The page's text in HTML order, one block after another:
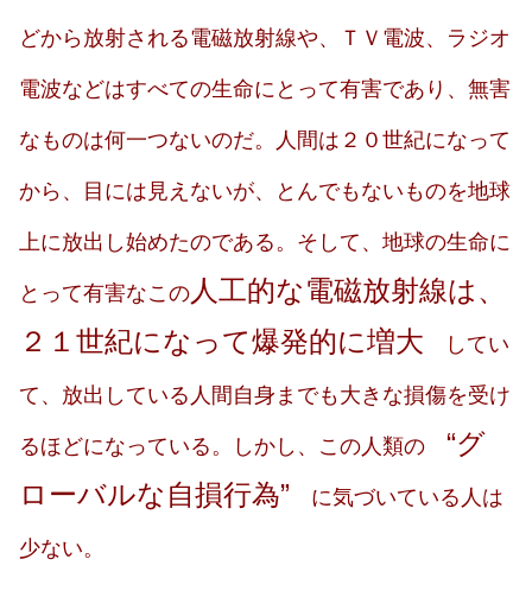
どから放射される電磁放射線や、ＴＶ電波、ラジオ
電波などはすべての生命にとって有害であり、無害
なものは何一つないのだ。人間は２０世紀になって
から、目には見えないが、とんでもないものを地球
上に放出し始めたのである。そして、地球の生命に
とって有害なこの 人工的な電磁放射線は、
２１世紀になって爆発的に増大 してい
て、放出している人間自身までも大きな損傷を受け
るほどになっている。しかし、この人類の “グ
ローバルな自損行為” に気づいている人は
少ない。